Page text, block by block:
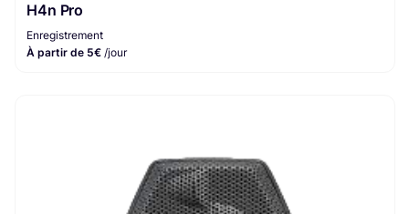
H4n Pro
Enregistrement
À partir de 5€ /jour